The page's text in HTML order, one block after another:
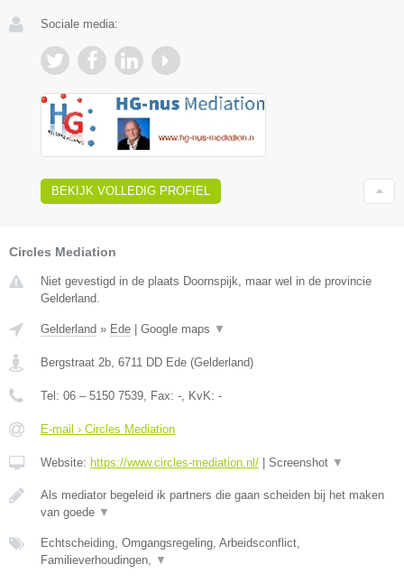
Sociale media:
BEKIJK VOLLEDIG PROFIEL
Circles Mediation
Niet gevestigd in de plaats Doornspijk, maar wel in de provincie
Gelderland.
Gelderland » Ede Google maps ▼
Bergstraat 2b, 6711 DD Ede (Gelderland)
Tel: 06 – 5150 7539, Fax: -, KvK: -
E-mail › Circles Mediation
Website: https://www.circles-mediation.nl/ Screenshot ▼
Als mediator begeleid ik partners die gaan scheiden bij het maken
van goede ▼
Echtscheiding, Omgangsregeling, Arbeidsconflict,
Familieverhoudingen, ▼